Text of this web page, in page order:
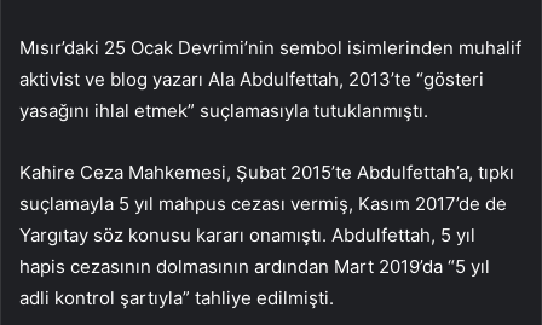
Mısır’daki 25 Ocak Devrimi’nin sembol isimlerinden muhalif
aktivist ve blog yazarı Ala Abdulfettah, 2013’te “gösteri
yasağını ihlal etmek” suçlamasıyla tutuklanmıştı.
Kahire Ceza Mahkemesi, Şubat 2015’te Abdulfettah’a, tıpkı
suçlamayla 5 yıl mahpus cezası vermiş, Kasım 2017’de de
Yargıtay söz konusu kararı onamıştı. Abdulfettah, 5 yıl
hapis cezasının dolmasının ardından Mart 2019’da “5 yıl
adli kontrol şartıyla” tahliye edilmişti.